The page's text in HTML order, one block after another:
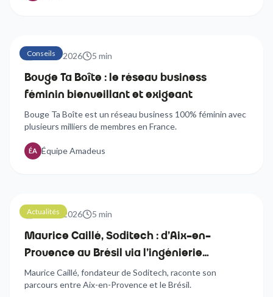
Conseils
21 avril 2026 5 min
Bouge Ta Boîte : le réseau business
féminin bienveillant et exigeant
Bouge Ta Boîte est un réseau business 100% féminin avec
plusieurs milliers de membres en France.
ÉA Équipe Amadeus
Actualités
21 avril 2026 5 min
Maurice Caillé, Soditech : d'Aix-en-
Provence au Brésil via l'ingénierie
automobile
Maurice Caillé, fondateur de Soditech, raconte son
parcours entre Aix-en-Provence et le Brésil.